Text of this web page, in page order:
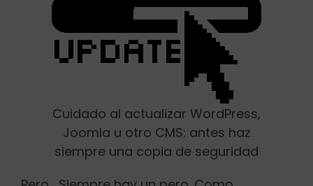
Cuidado al actualizar WordPress,
Joomla u otro CMS: antes haz
siempre una copia de seguridad